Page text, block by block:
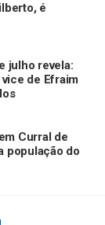
é
julho revela:
de Efraim
Curral de
população do